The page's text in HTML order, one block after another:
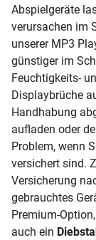
Abspielgeräte
verursachen im
unserer MP3
günstiger im
Feuchtigkeits-
Displaybrüche
Handhabung
aufladen oder
Problem, wenn
versichert sind.
Versicherung
gebrauchtes
Premium-
auch ein